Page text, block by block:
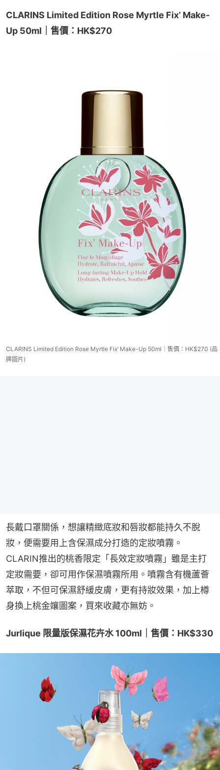
CLARINS Limited Edition Rose Myrtle Fix’ Make-
Up 50ml｜售價：HK$270
CLARINS Limited Edition Rose Myrtle Fix’ Make-Up 50ml｜售價：HK$270 (品
牌圖片)
長戴口罩關係，想讓精緻底妝和唇妝都能持久不脫
妝，便需要用上含保濕成分打造的定妝噴霧。
CLARIN推出的桃香限定「長效定妝噴霧」雖是主打
定妝需要，卻可用作保濕噴霧所用。噴霧含有機蘆薈
萃取，不但可保濕舒緩皮膚，更有持妝效果，加上樽
身換上桃金孃圖案，買來收藏亦無妨。
Jurlique 限量版保濕花卉水 100ml｜售價：HK$330